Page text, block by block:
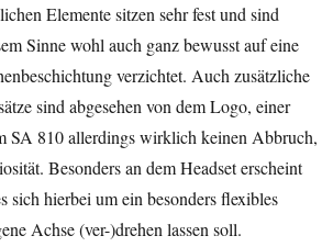
Elemente sitzen sehr fest und sind
Sinne wohl auch ganz bewusst auf eine
verzichtet. Auch zusätzliche
sind abgesehen von dem Logo, einer
SA 810 allerdings wirklich keinen Abbruch,
Besonders an dem Headset erscheint
sich hierbei um ein besonders flexibles
Achse (ver-)drehen lassen soll.